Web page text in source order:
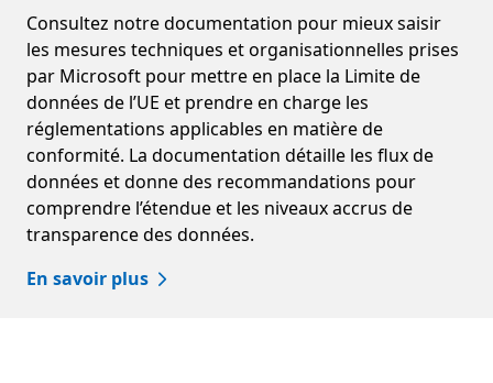
Consultez notre documentation pour mieux saisir
les mesures techniques et organisationnelles prises
par Microsoft pour mettre en place la Limite de
données de l’UE et prendre en charge les
réglementations applicables en matière de
conformité. La documentation détaille les flux de
données et donne des recommandations pour
comprendre l’étendue et les niveaux accrus de
transparence des données.
En savoir plus